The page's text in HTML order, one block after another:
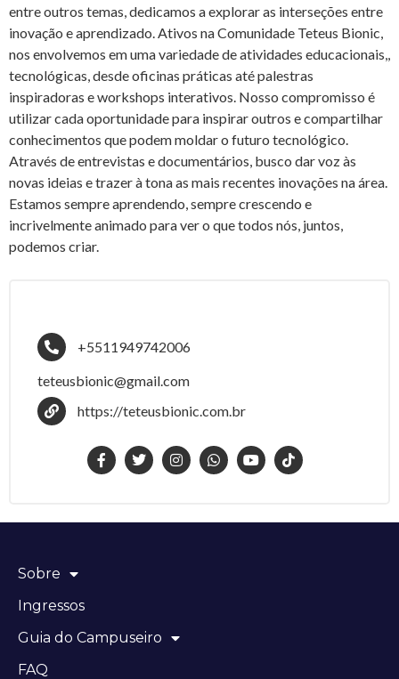
entre outros temas, dedicamos a explorar as interseções entre
inovação e aprendizado. Ativos na Comunidade Teteus Bionic,
nos envolvemos em uma variedade de atividades educacionais,,
tecnológicas, desde oficinas práticas até palestras
inspiradoras e workshops interativos. Nosso compromisso é
utilizar cada oportunidade para inspirar outros e compartilhar
conhecimentos que podem moldar o futuro tecnológico.
Através de entrevistas e documentários, busco dar voz às
novas ideias e trazer à tona as mais recentes inovações na área.
Estamos sempre aprendendo, sempre crescendo e
incrivelmente animado para ver o que todos nós, juntos,
podemos criar.
+5511949742006
teteusbionic@gmail.com
https://teteusbionic.com.br
Sobre
Ingressos
Guia do Campuseiro
FAQ